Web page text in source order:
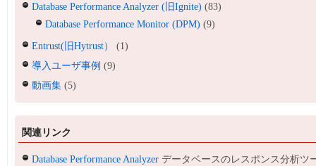
Database Performance Analyzer (旧Ignite) (83)
Database Performance Monitor (DPM) (9)
Entrust(旧Hytrust）
(1)
導入ユーザ事例 (9)
動画集 (5)
関連リンク
Database Performance Analyzer データベースのレスポンス分析ツ